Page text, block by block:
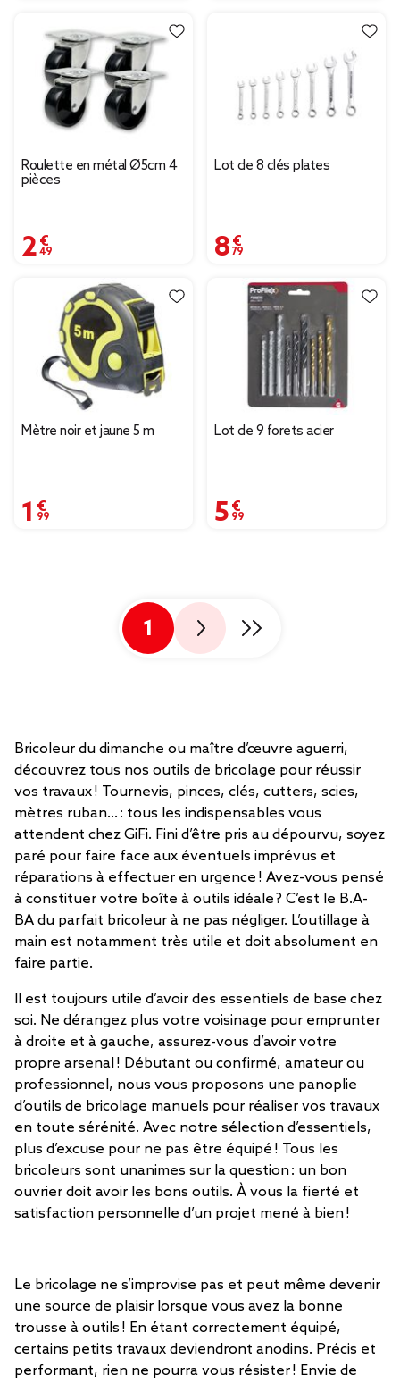
Roulette en métal Ø5cm 4
pièces
2,49 €
Lot de 8 clés plates
8,79 €
Mètre noir et jaune 5 m
1,99 €
Lot de 9 forets acier
5,99 €
1
Bricoleur du dimanche ou maître d’œuvre aguerri,
découvrez tous nos outils de bricolage pour réussir
vos travaux ! Tournevis, pinces, clés, cutters, scies,
mètres ruban… : tous les indispensables vous
attendent chez GiFi. Fini d’être pris au dépourvu, soyez
paré pour faire face aux éventuels imprévus et
réparations à effectuer en urgence ! Avez-vous pensé
à constituer votre boîte à outils idéale ? C’est le B.A-
BA du parfait bricoleur à ne pas négliger. L’outillage à
main est notamment très utile et doit absolument en
faire partie.
Il est toujours utile d’avoir des essentiels de base chez
soi. Ne dérangez plus votre voisinage pour emprunter
à droite et à gauche, assurez-vous d’avoir votre
propre arsenal ! Débutant ou confirmé, amateur ou
professionnel, nous vous proposons une panoplie
d’outils de bricolage manuels pour réaliser vos travaux
en toute sérénité. Avec notre sélection d’essentiels,
plus d’excuse pour ne pas être équipé ! Tous les
bricoleurs sont unanimes sur la question : un bon
ouvrier doit avoir les bons outils. À vous la fierté et
satisfaction personnelle d’un projet mené à bien !
Le bricolage ne s’improvise pas et peut même devenir
une source de plaisir lorsque vous avez la bonne
trousse à outils ! En étant correctement équipé,
certains petits travaux deviendront anodins. Précis et
performant, rien ne pourra vous résister ! Envie de